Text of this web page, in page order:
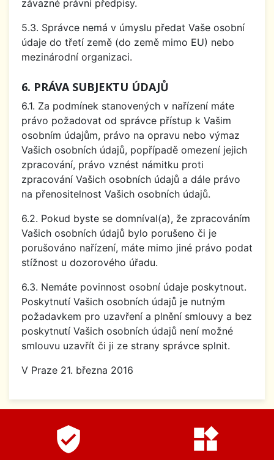
závazné právní předpisy.
5.3. Správce nemá v úmyslu předat Vaše osobní
údaje do třetí země (do země mimo EU) nebo
mezinárodní organizaci.
6. PRÁVA SUBJEKTU ÚDAJŮ
6.1. Za podmínek stanovených v nařízení máte
právo požadovat od správce přístup k Vašim
osobním údajům, právo na opravu nebo výmaz
Vašich osobních údajů, popřípadě omezení jejich
zpracování, právo vznést námitku proti
zpracování Vašich osobních údajů a dále právo
na přenositelnost Vašich osobních údajů.
6.2. Pokud byste se domníval(a), že zpracováním
Vašich osobních údajů bylo porušeno či je
porušováno nařízení, máte mimo jiné právo podat
stížnost u dozorového úřadu.
6.3. Nemáte povinnost osobní údaje poskytnout.
Poskytnutí Vašich osobních údajů je nutným
požadavkem pro uzavření a plnění smlouvy a bez
poskytnutí Vašich osobních údajů není možné
smlouvu uzavřít či ji ze strany správce splnit.
V Praze 21. března 2016
verified_user widgets